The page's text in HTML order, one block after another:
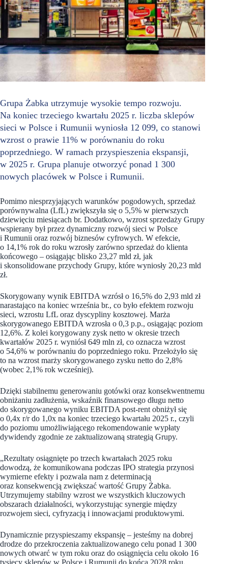
Grupa Żabka utrzymuje wysokie tempo rozwoju.
Na koniec trzeciego kwartału 2025 r. liczba sklepów
sieci w Polsce i Rumunii wyniosła 12 099, co stanowi
wzrost o prawie 11% w porównaniu do roku
poprzedniego. W ramach przyspieszenia ekspansji,
w 2025 r. Grupa planuje otworzyć ponad 1 300
nowych placówek w Polsce i Rumunii.
Pomimo niesprzyjających warunków pogodowych, sprzedaż
porównywalna (LfL) zwiększyła się o 5,5% w pierwszych
dziewięciu miesiącach br. Dodatkowo, wzrost sprzedaży Grupy
wspierany był przez dynamiczny rozwój sieci w Polsce
i Rumunii oraz rozwój biznesów cyfrowych. W efekcie,
o 14,1% rok do roku wzrosły zarówno sprzedaż do klienta
końcowego – osiągając blisko 23,27 mld zł, jak
i skonsolidowane przychody Grupy, które wyniosły 20,23 mld
zł.
Skorygowany wynik EBITDA wzrósł o 16,5% do 2,93 mld zł
narastająco na koniec września br., co było efektem rozwoju
sieci, wzrostu LfL oraz dyscypliny kosztowej. Marża
skorygowanego EBITDA wzrosła o 0,3 p.p., osiągając poziom
12,6%. Z kolei korygowany zysk netto w okresie trzech
kwartałów 2025 r. wyniósł 649 mln zł, co oznacza wzrost
o 54,6% w porównaniu do poprzedniego roku. Przełożyło się
to na wzrost marży skorygowanego zysku netto do 2,8%
(wobec 2,1% rok wcześniej).
Dzięki stabilnemu generowaniu gotówki oraz konsekwentnemu
obniżaniu zadłużenia, wskaźnik finansowego długu netto
do skorygowanego wyniku EBITDA post-rent obniżył się
o 0,4x r/r do 1,0x na koniec trzeciego kwartału 2025 r., czyli
do poziomu umożliwiającego rekomendowanie wypłaty
dywidendy zgodnie ze zaktualizowaną strategią Grupy.
„Rezultaty osiągnięte po trzech kwartałach 2025 roku
dowodzą, że komunikowana podczas IPO strategia przynosi
wymierne efekty i pozwala nam z determinacją
oraz konsekwencją zwiększać wartość Grupy Żabka.
Utrzymujemy stabilny wzrost we wszystkich kluczowych
obszarach działalności, wykorzystując synergie między
rozwojem sieci, cyfryzacją i innowacjami produktowymi.
Dynamicznie przyspieszamy ekspansję – jesteśmy na dobrej
drodze do przekroczenia zaktualizowanego celu ponad 1 300
nowych otwarć w tym roku oraz do osiągnięcia celu około 16
tysięcy sklepów w Polsce i Rumunii do końca 2028 roku.